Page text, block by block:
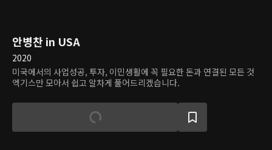
안병찬 in USA
2020
미국에서의 사업성공, 투자, 이민생활에 꼭 필요한 돈과 연결된 모든 것
엑기스만 모아서 쉽고 알차게 풀어드리겠습니다.